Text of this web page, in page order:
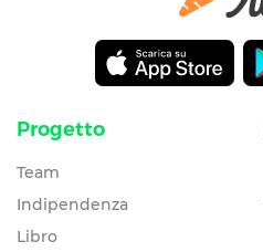
Progetto
Team
Indipendenza
Libro